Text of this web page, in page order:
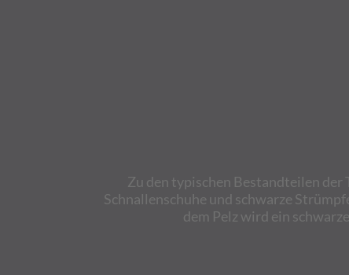
Zu den typischen Bestandteilen der
Schnallenschuhe und schwarze
dem Pelz wird ein